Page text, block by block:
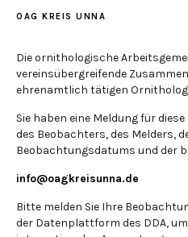
OAG KREIS UNNA
Die ornithologische
vereinsübergreifende
ehrenamtlich tätigen
Sie haben eine Meldung für
des Beobachters, des Melders,
Beobachtungsdatums und der
info@oagkreisunna.de
Bitte melden Sie Ihre
der Datenplattform des DDA,